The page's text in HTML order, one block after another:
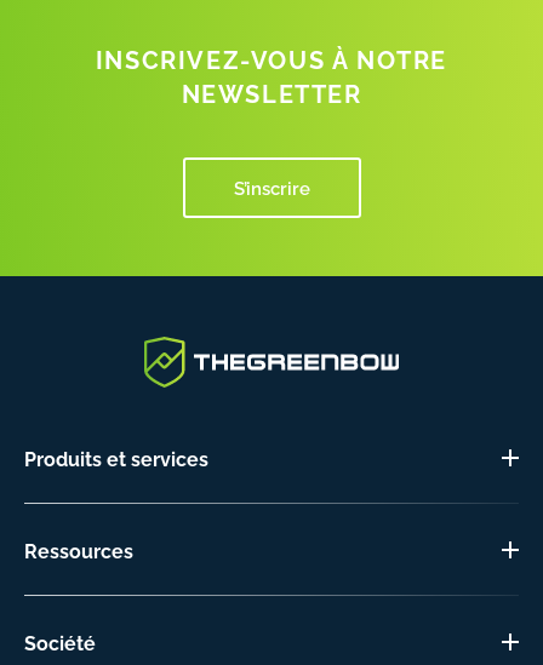
INSCRIVEZ-VOUS À NOTRE
NEWSLETTER
S’inscrire
Produits et services
Ressources
Société